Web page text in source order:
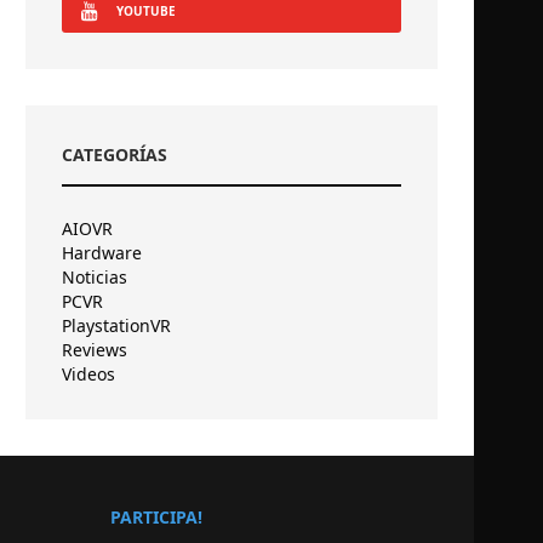
YOUTUBE
CATEGORÍAS
AIOVR
Hardware
Noticias
PCVR
PlaystationVR
Reviews
Videos
PARTICIPA!